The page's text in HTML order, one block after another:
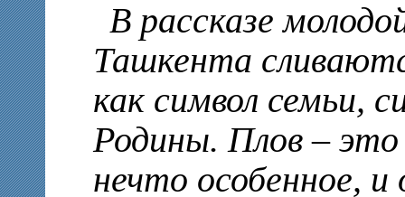
В рассказе
Ташкента
как символ семьи,
Родины. Плов –
нечто особенное,